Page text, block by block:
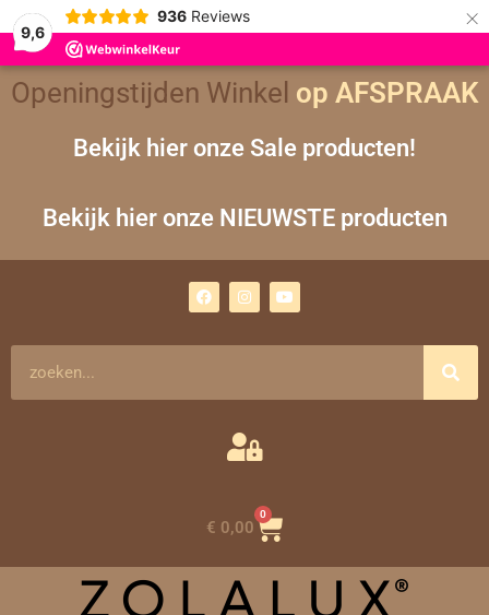
9,6
936 Reviews ×
Openingstijden Winkel op AFSPRAAK
Bekijk hier onze Sale producten!
Bekijk hier onze NIEUWSTE producten
a
c
n
s
m
o
u
€ 0,00
0
Winkelwagen
Gesorteerd
op
nieuwste